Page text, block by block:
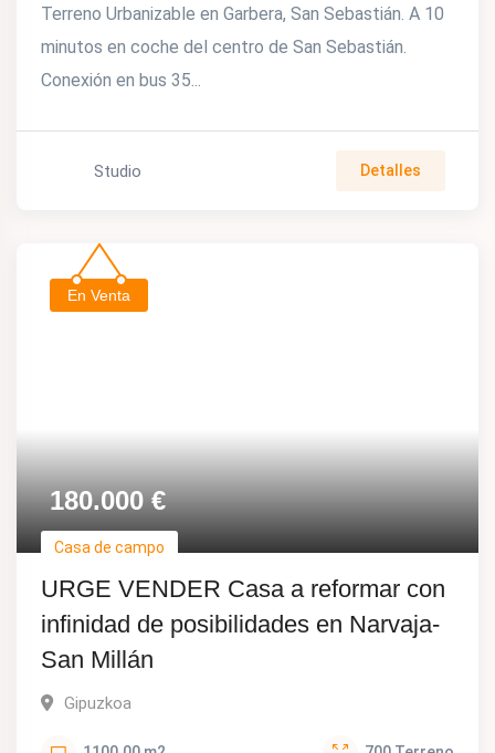
Terreno Urbanizable en Garbera, San Sebastián. A 10
minutos en coche del centro de San Sebastián.
Conexión en bus 35...
Studio Detalles
En Venta
180.000€
Casa de campo
URGE VENDER Casa a reformar con
infinidad de posibilidades en Narvaja-
San Millán
Gipuzkoa